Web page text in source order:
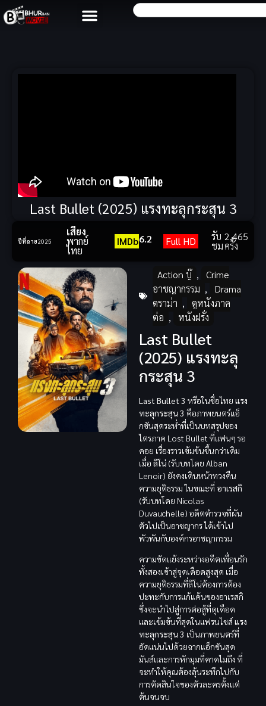
Last Bullet (2025) แรงทะลุกระสุน 3
ปีที่ฉาย2025
เสียง
พากย์
ไทย
IMDb6.2 Full HD รับ
ชม
2,465
ครั้ง
Action บู๊ ,
Crime
อาชญากรรม ,
Drama
ดราม่า ,
ดูหนังภาค
ต่อ , หนังฝรั่ง
Last Bullet
(2025) แรงทะลุ
กระสุน 3
Last Bullet 3 หรือในชื่อไทย แรง
ทะลุกระสุน 3 คือภาพยนตร์แอ็
กชันสุดระห่ำที่เป็นบทสรุปของ
ไตรภาค Lost Bullet ที่แฟนๆ รอ
คอย เรื่องราวเข้มข้นขึ้นกว่าเดิม
เมื่อ ลีโน่ (รับบทโดย Alban
Lenoir) ยังคงเดินหน้าทวงคืน
ความยุติธรรม ในขณะที่ อาเรสกิ
(รับบทโดย Nicolas
Duvauchelle) อดีตตำรวจที่ผัน
ตัวไปเป็นอาชญากร ได้เข้าไป
พัวพันกับองค์กรอาชญากรรม
ความขัดแย้งระหว่างอดีตเพื่อนรัก
ทั้งสองเข้าสู่จุดเดือดสูงสุด เมื่อ
ความยุติธรรมที่ลีโน่ต้องการต้อง
ปะทะกับการแก้แค้นของอาเรสกิ
ซึ่งจะนำไปสู่การต่อสู้ที่ดุเดือด
และเข้มข้นที่สุดในแฟรนไชส์แรง
ทะลุกระสุน 3 เป็นภาพยนตร์ที่
อัดแน่นไปด้วยฉากแอ็กชันสุด
มันส์และการหักมุมที่คาดไม่ถึง ที่
จะทำให้คุณต้องลุ้นระทึกไปกับ
การตัดสินใจของตัวละครตั้งแต่
ต้นจนจบ